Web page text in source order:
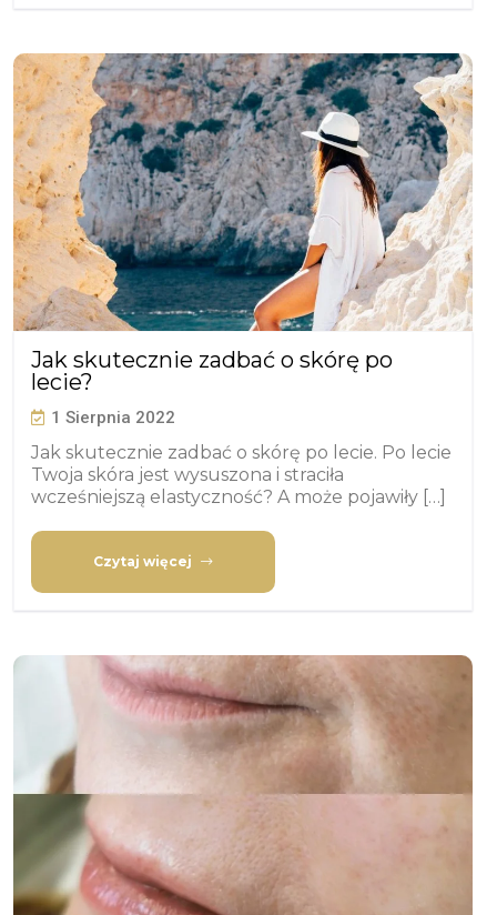
Jak skutecznie zadbać o skórę po
lecie?
1 Sierpnia 2022
Jak skutecznie zadbać o skórę po lecie. Po lecie
Twoja skóra jest wysuszona i straciła
wcześniejszą elastyczność? A może pojawiły […]
Czytaj więcej